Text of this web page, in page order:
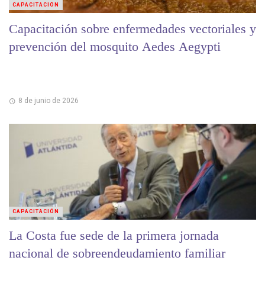
Capacitación sobre enfermedades vectoriales y
prevención del mosquito Aedes Aegypti
8 de junio de 2026
CAPACITACIÓN
La Costa fue sede de la primera jornada
nacional de sobreendeudamiento familiar
CAPACITACIÓN